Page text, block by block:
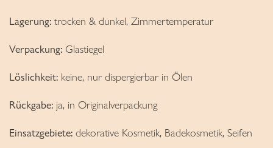
Lagerung: trocken & dunkel, Zimmertemperatur
Verpackung: Glastiegel
Löslichkeit: keine, nur dispergierbar in Ölen
Rückgabe: ja, in Originalverpackung
Einsatzgebiete: dekorative Kosmetik, Badekosmetik, Seifen